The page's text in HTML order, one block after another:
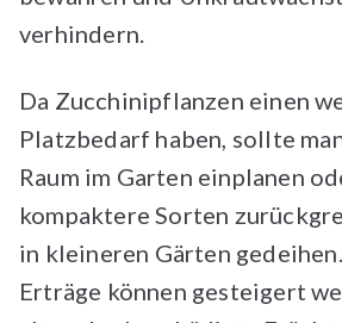
verhindern.
Da Zucchinipflanzen einen
Platzbedarf haben, sollte
Raum im Garten einplanen
kompaktere Sorten
in kleineren Gärten
Erträge können gesteigert